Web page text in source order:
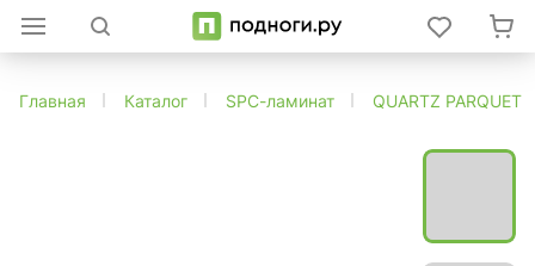
Главная Каталог SPC-ламинат QUARTZ PARQUET